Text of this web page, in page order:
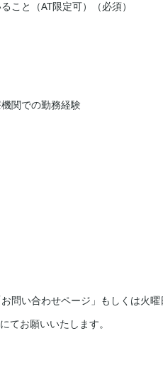
こと（AT限定可）（必須）
関での勤務経験
お問い合わせページ」もしくは
お願いいたします。